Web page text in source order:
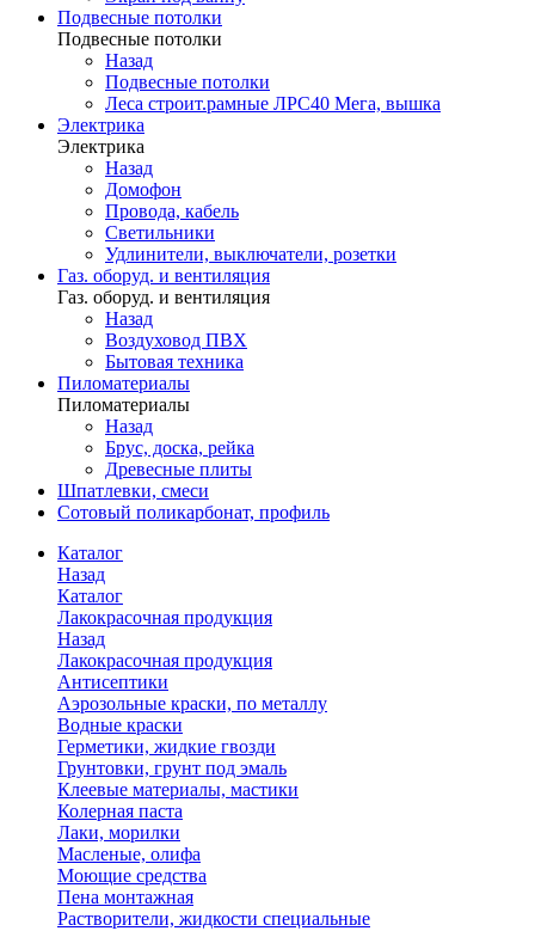
Подвесные потолки
Подвесные потолки
Назад
Подвесные потолки
Леса строит.рамные ЛРС40 Мега, вышка
Электрика
Электрика
Назад
Домофон
Провода, кабель
Светильники
Удлинители, выключатели, розетки
Газ. оборуд. и вентиляция
Газ. оборуд. и вентиляция
Назад
Воздуховод ПВХ
Бытовая техника
Пиломатериалы
Пиломатериалы
Назад
Брус, доска, рейка
Древесные плиты
Шпатлевки, смеси
Сотовый поликарбонат, профиль
Каталог
Назад
Каталог
Лакокрасочная продукция
Назад
Лакокрасочная продукция
Антисептики
Аэрозольные краски, по металлу
Водные краски
Герметики, жидкие гвозди
Грунтовки, грунт под эмаль
Клеевые материалы, мастики
Колерная паста
Лаки, морилки
Масленые, олифа
Моющие средства
Пена монтажная
Растворители, жидкости специальные